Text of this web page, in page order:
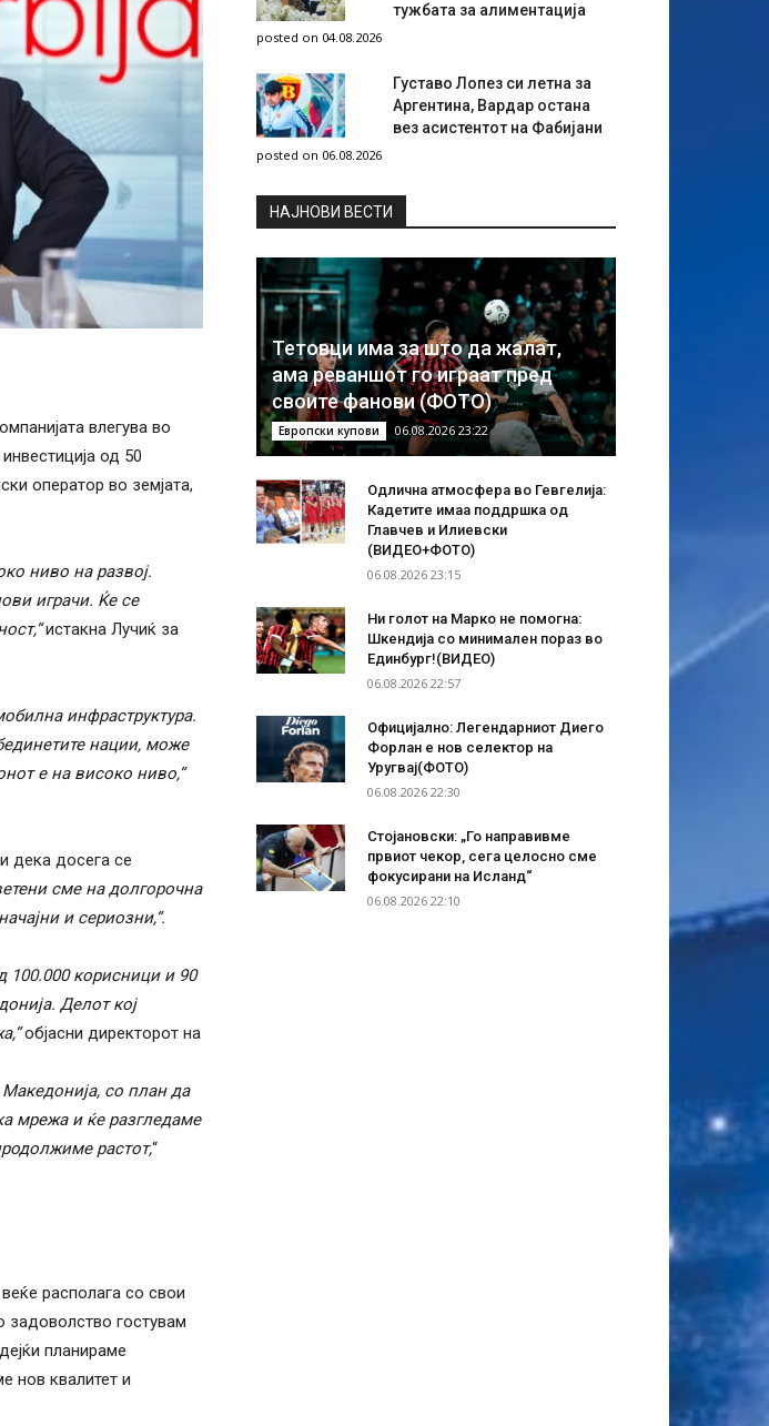
влегува во
од 50
оператор во земјата,
ниво на развој.
играчи. Ќе се
истакна Лучиќ за
инфраструктура.
нации, може
е на високо ниво,“
дека досега се
сме на долгорочна
и сериозни,“.
100.000 корисници и 90
Делот кој
објасни директорот на
со план да
мрежа и ќе разгледаме
растот,“
располага со свои
задоволство гостувам
планираме
нов квалитет и
тужбата за алиментација
posted on 04.08.2026
Густаво Лопез си летна за
Аргентина, Вардар остана
вез асистентот на Фабијани
posted on 06.08.2026
НAЈНОВИ ВЕСТИ
Тетовци има за што да жалат,
ама реваншот го играат пред
своите фанови (ФОТО)
Европски купови 06.08.2026 23:22
Одлична атмосфера во Гевгелија:
Кадетите имаа поддршка од
Главчев и Илиевски
(ВИДЕО+ФОТО)
06.08.2026 23:15
Ни голот на Марко не помогна:
Шкендија со минимален пораз во
Единбург!(ВИДЕО)
06.08.2026 22:57
Официјално: Легендарниот Диего
Форлан е нов селектор на
Уругвај(ФОТО)
06.08.2026 22:30
Стојановски: „Го направивме
првиот чекор, сега целосно сме
фокусирани на Исланд“
06.08.2026 22:10